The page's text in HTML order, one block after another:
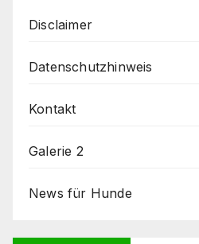
Disclaimer
Datenschutzhinweis
Kontakt
Galerie 2
News für Hunde